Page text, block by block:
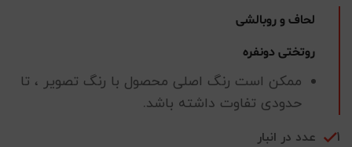
لحاف و روبالشی
روتختی دونفره
ممکن است رنگ اصلی محصول با رنگ تصویر ، تا
حدودی تفاوت داشته باشد.
1 عدد در انبار